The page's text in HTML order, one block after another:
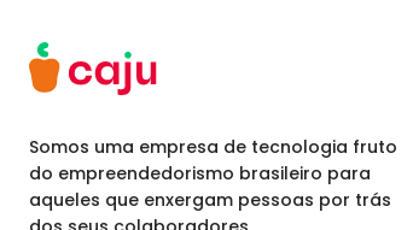
Somos uma empresa de tecnologia fruto
do empreendedorismo brasileiro para
aqueles que enxergam pessoas por trás